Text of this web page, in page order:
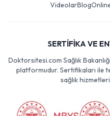
VideolarBlog
SERTİFİKA VE
Doktorsitesi.com Sağlık
platformudur. Sertifikaları ile
sağlık